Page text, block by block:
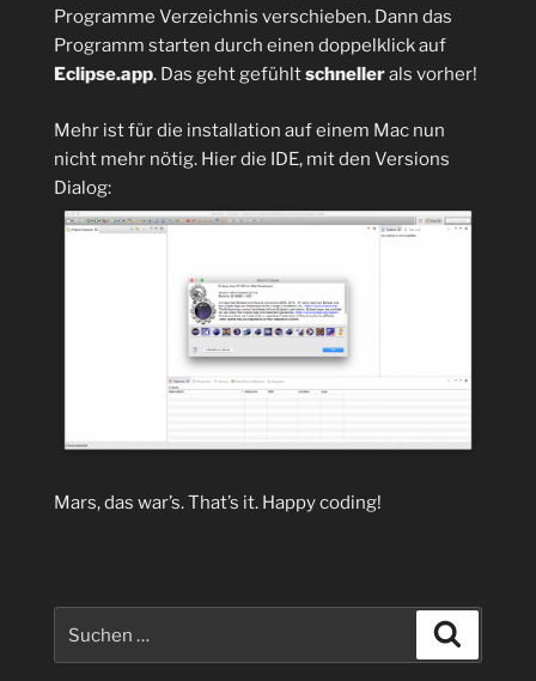
Programme Verzeichnis verschieben. Dann das
Programm starten durch einen doppelklick auf
Eclipse.app. Das geht gefühltschnellerals vorher!
Mehr ist für die installation auf einem Mac nun
nicht mehr nötig. Hier die IDE, mit den Versions
Dialog:
Mars, das war’s. That’s it. Happy coding!
nach: